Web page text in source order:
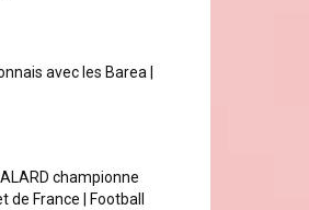
avec les Barea |
championne
de France | Football